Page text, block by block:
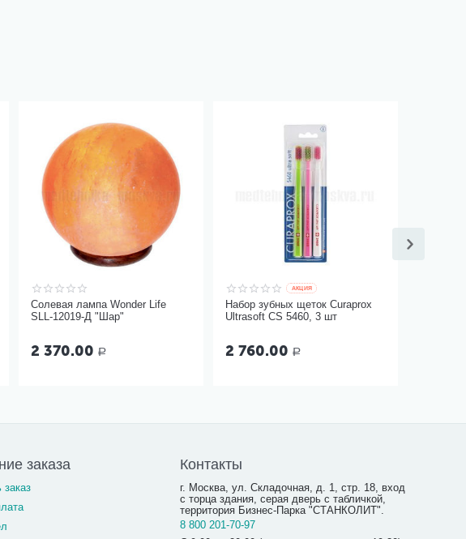
Солевая лампа Wonder Life
SLL-12019-Д "Шар"
2 370.00 Р
AКЦИЯ
Набор зубных щеток Curaprox
Ultrasoft CS 5460, 3 шт
2 760.00 Р
заказа Контакты
г. Москва, ул. Складочная, д. 1, стр. 18, вход
с торца здания, серая дверь с табличкой,
территория Бизнес-Парка "СТАНКОЛИТ".
8 800 201-70-97